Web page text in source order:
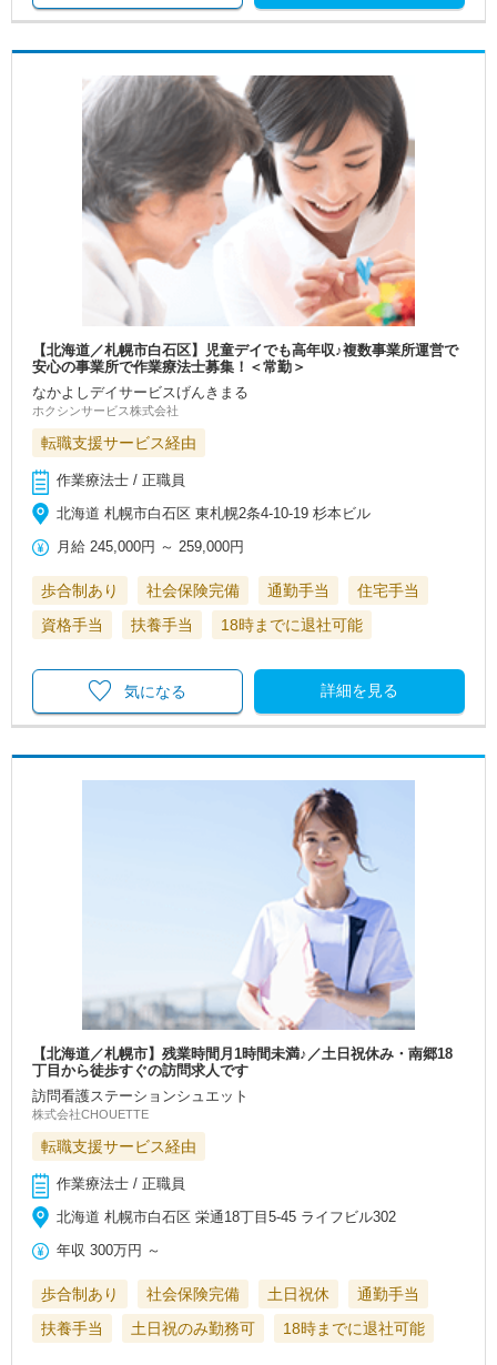
【北海道／札幌市白石区】児童デイでも高年収♪複数事業所運営で
安心の事業所で作業療法士募集！＜常勤＞
なかよしデイサービスげんきまる
ホクシンサービス株式会社
転職支援サービス経由
作業療法士 / 正職員
北海道 札幌市白石区 東札幌2条4-10-19 杉本ビル
月給 245,000円 ～ 259,000円
歩合制あり 社会保険完備 通勤手当
住宅手当
資格手当
扶養手当 18時までに退社可能
詳細を見る
気になる
【北海道／札幌市】残業時間月1時間未満♪／土日祝休み・南郷18
丁目から徒歩すぐの訪問求人です
訪問看護ステーションシュエット
株式会社CHOUETTE
転職支援サービス経由
作業療法士 / 正職員
北海道 札幌市白石区 栄通18丁目5-45 ライフビル302
年収 300万円 ～
歩合制あり 社会保険完備 土日祝休
通勤手当
扶養手当
土日祝のみ勤務可 18時までに退社可能